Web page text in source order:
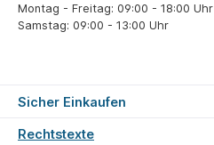
Montag - Freitag: 09:00 - 18:00 Uhr
Samstag: 09:00 - 13:00 Uhr
Sicher Einkaufen
Rechtstexte